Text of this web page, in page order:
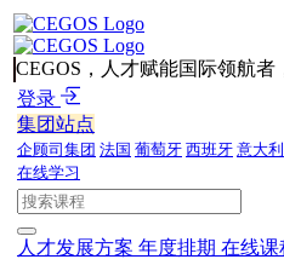
CEGOS，人才赋能国际领航者
登录
集团站点
企顾司集团 法国 葡萄牙 西班牙 意大利
在线学习
人才发展方案 年度排期 在线课